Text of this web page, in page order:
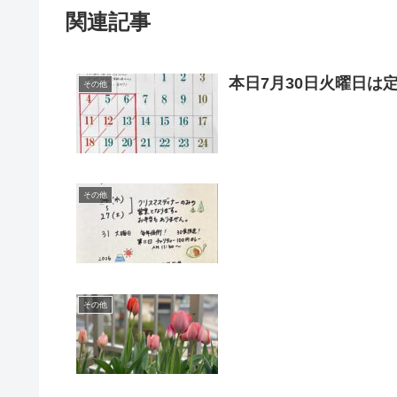
関連記事
その他 本日7月30日火曜日は定
その他
その他